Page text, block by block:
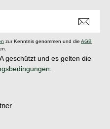
zur Kenntnis genommen und die AGB
geschützt und es gelten die